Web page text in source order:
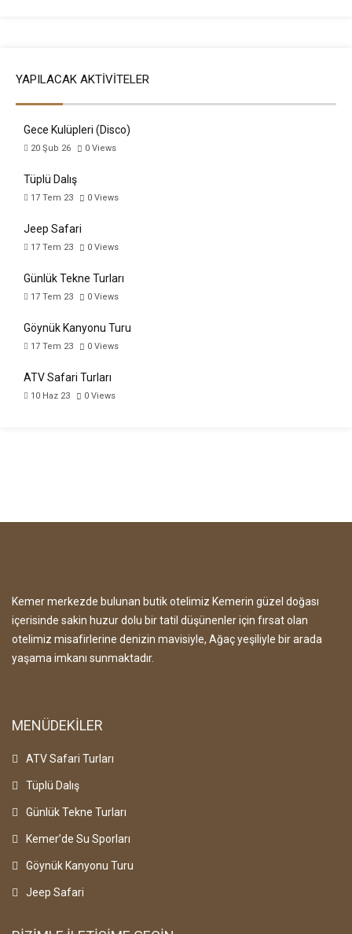
YAPILACAK AKTIVITELER
Gece Kulüpleri (Disco)
20 Şub 26 0 Views
Tüplü Dalış
17 Tem 23 0 Views
Jeep Safari
17 Tem 23 0 Views
Günlük Tekne Turları
17 Tem 23 0 Views
Göynük Kanyonu Turu
17 Tem 23 0 Views
ATV Safari Turları
10 Haz 23 0 Views
Kemer merkezde bulunan butik otelimiz Kemerin güzel doğası
içerisinde sakin huzur dolu bir tatil düşünenler için fırsat olan
otelimiz misafirlerine denizin mavisiyle, Ağaç yeşiliyle bir arada
yaşama imkanı sunmaktadır.
MENÜDEKILER
ATV Safari Turları
Tüplü Dalış
Günlük Tekne Turları
Kemer’de Su Sporları
Göynük Kanyonu Turu
Jeep Safari